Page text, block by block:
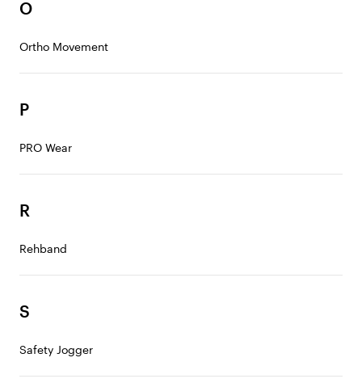
O
Ortho Movement
P
PRO Wear
R
Rehband
S
Safety Jogger